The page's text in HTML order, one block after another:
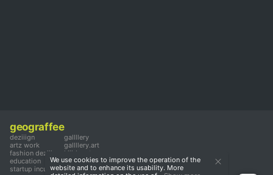
geograffee
deziiign
artz work
fashion deziiign
education
startup incubator
gallllery
gallllery.art
kiiids.art
We use cookies to improve the operation of the
website and to enhance its usability. More